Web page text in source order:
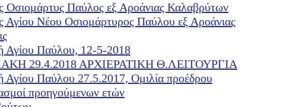
Οσιομάρτυς Παύλος εξ Αροάνιας Καλαβρύτων
Αγίου Νέου Οσιομάρτυρος Παύλου εξ Αροάνιας
Αγίου Παύλου, 12-5-2018
29.4.2018 ΑΡΧΙΕΡΑΤΙΚΗ Θ.ΛΕΙΤΟΥΡΓΙΑ
Αγίου Παύλου 27.5.2017, Ομιλία προέδρου
προηγούμενων ετών